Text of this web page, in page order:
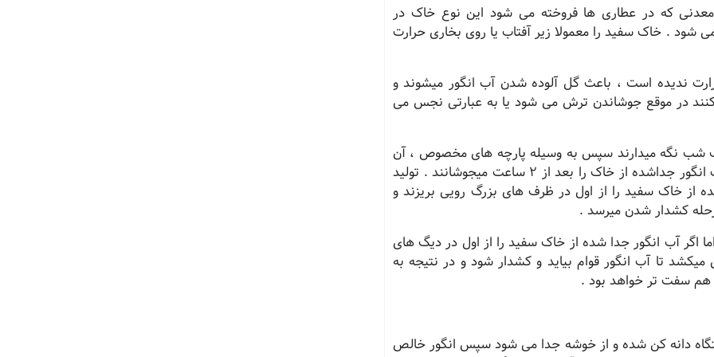
که در عطاری ها فروخته می شود این نوع خاک در
شود . خاک سفید را معمولا زیر آفتاب یا روی بخاری حرارت
ندیده است ، باعث گل آلوده شدن آب انگور میشوند و
در موقع جوشاندن ترش می شود یا به عبارتی نجس می
شب نگه میدارند سپس به وسیله پارچه های مخصوص ، آن
را صاف کرده و خاک را از آن جدا می کنند . بعد آب انگور جداشده از خاک را بعد از 2 ساعت میجوشانند . تولید
از خاک سفید را از اول در ظرف های بزرگ رویی بریزند و
کشدار شدن میرسد .
آب انگور جدا شده از خاک سفید را از اول در دیگ های
تا آب انگور قوام بیاید و کشدار شود و در نتیجه به
هم سفت تر خواهد بود .
دانه کن شده و از خوشه جدا می شود سپس انگور خالص